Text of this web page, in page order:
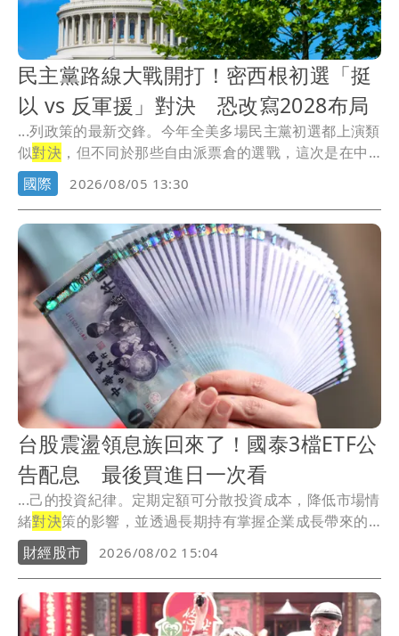
民主黨路線大戰開打！密西根初選「挺
以 vs 反軍援」對決 恐改寫2028布局
...列政策的最新交鋒。今年全美多場民主黨初選都上演類
似對決 ，但不同於那些自由派票倉的選戰，這次是在中
西部...
國際 2026/08/05 13:30
台股震盪領息族回來了！國泰3檔ETF公
告配息 最後買進日一次看
...己的投資紀律。定期定額可分散投資成本，降低市場情
緒對決策的影響，並透過長期持有掌握企業成長帶來的
投資...
財經股市 2026/08/02 15:04